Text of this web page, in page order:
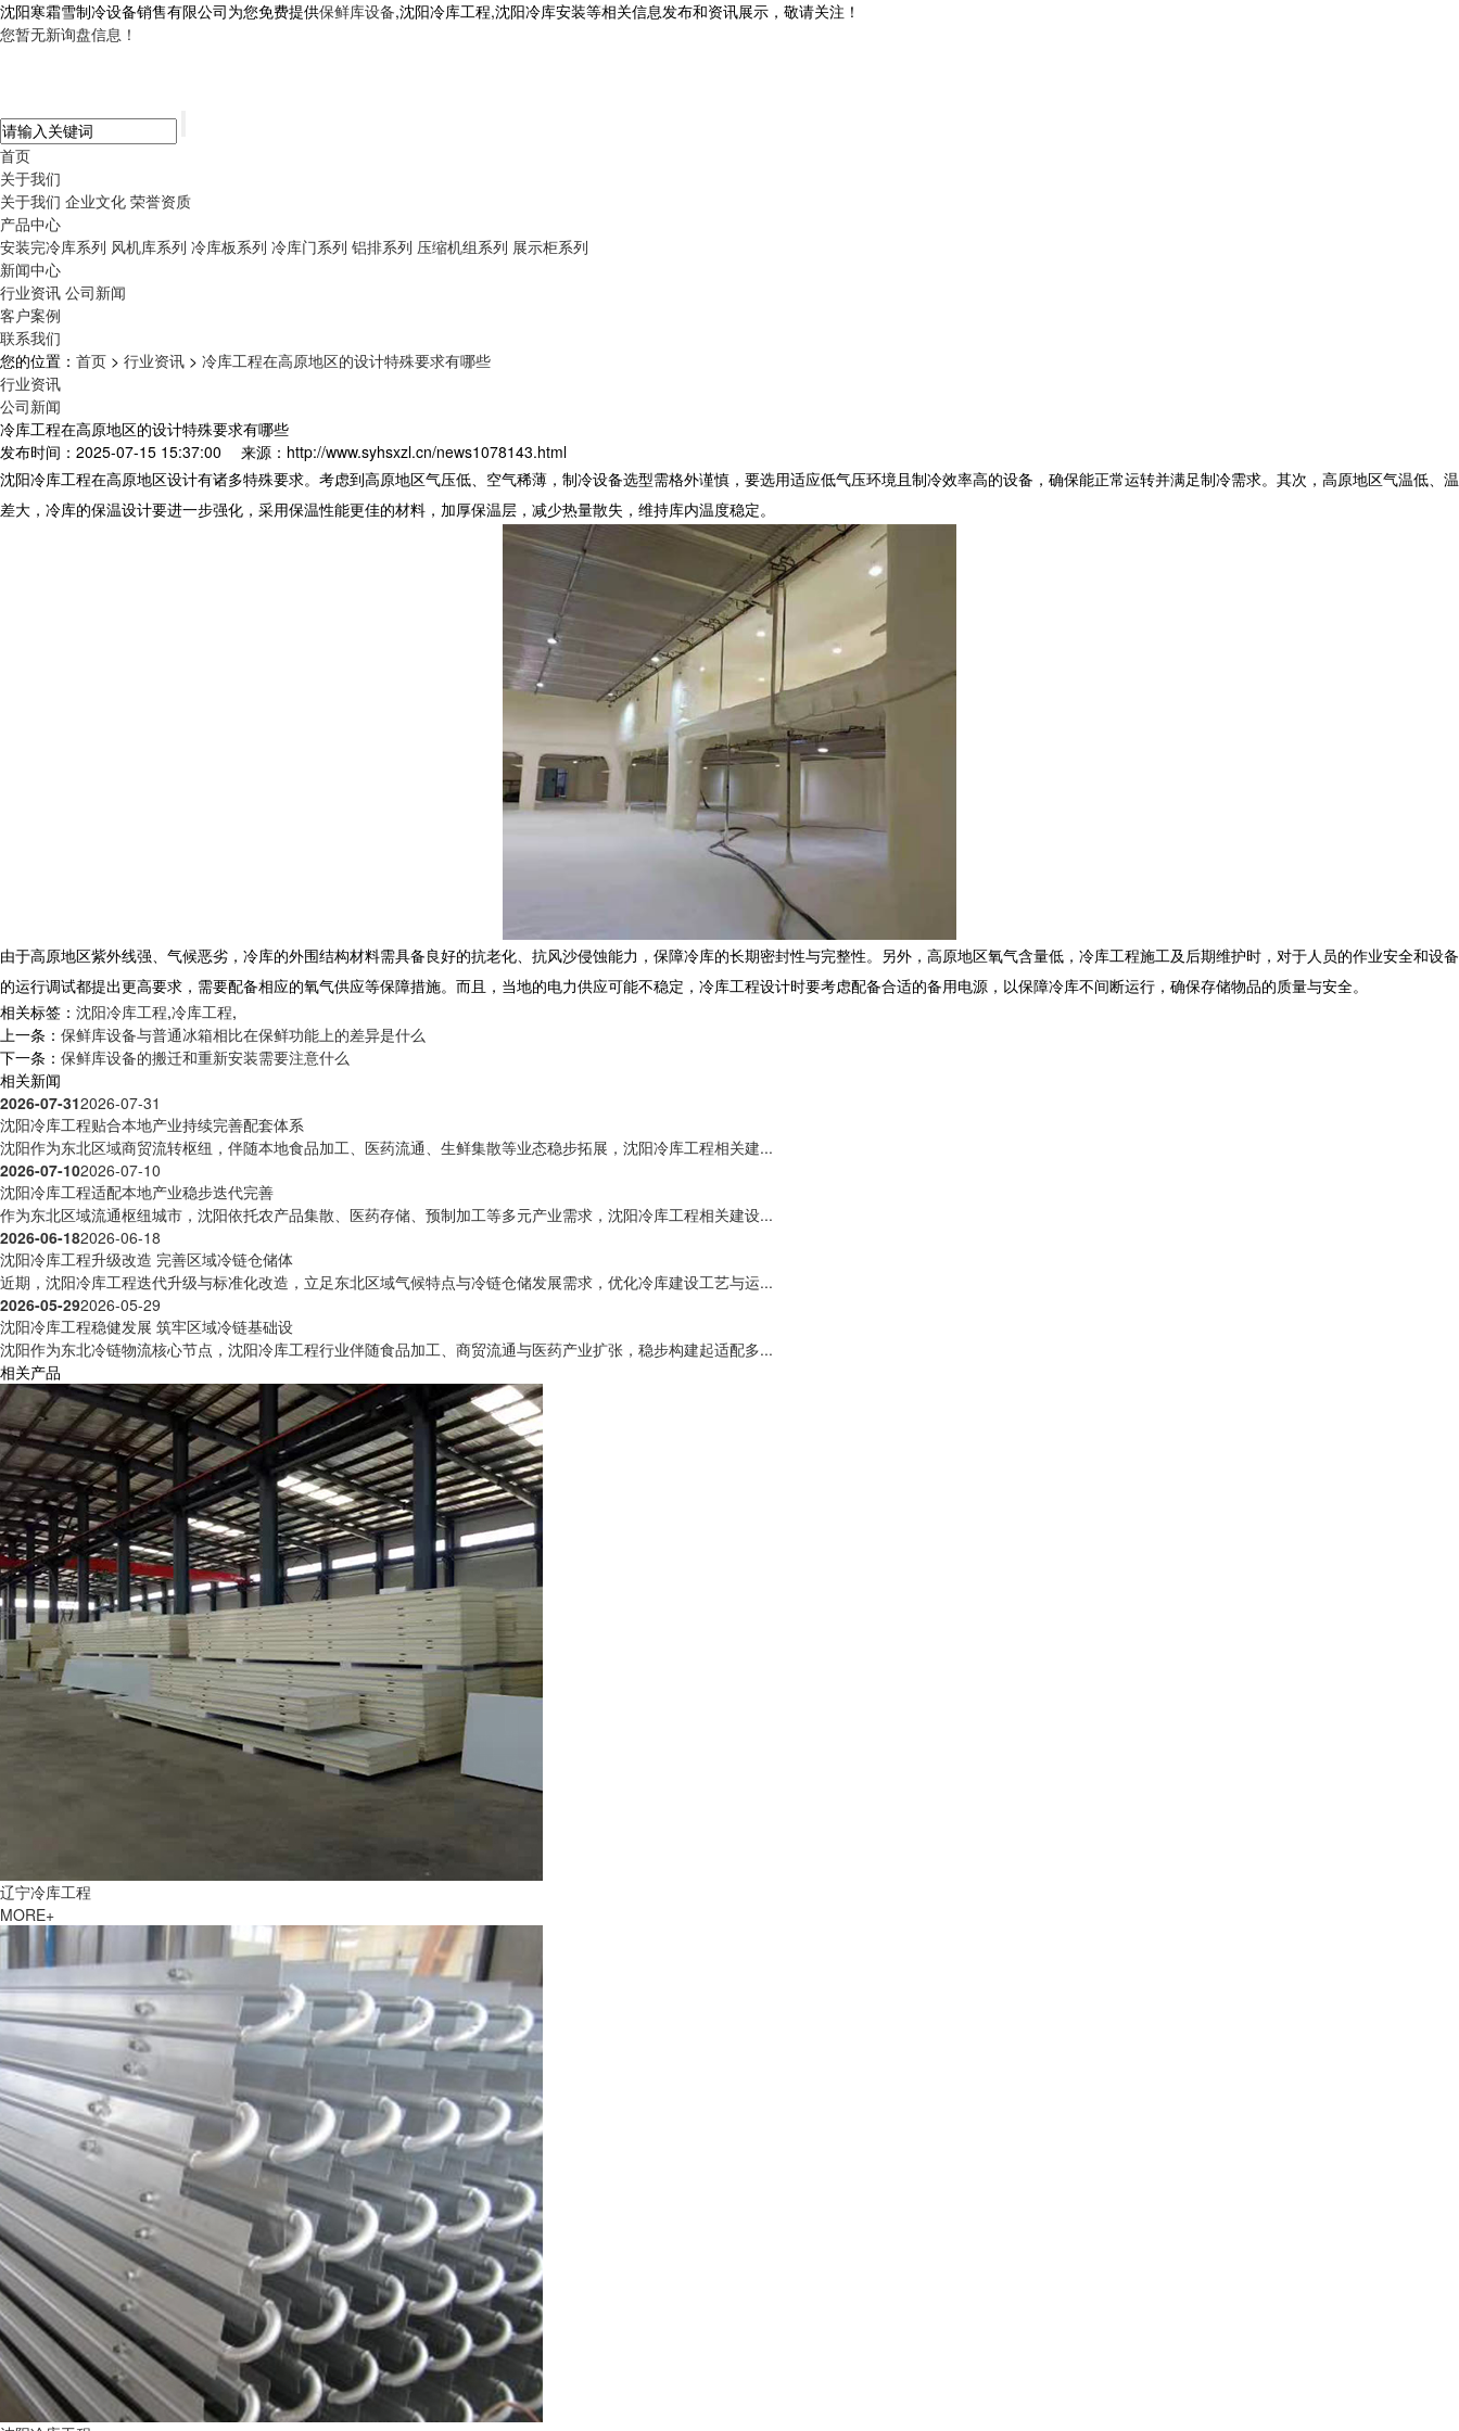
沈阳寒霜雪制冷设备销售有限公司为您免费提供保鲜库设备,沈阳冷库工程,沈阳冷库安装等相关信息发布和资讯展示，敬请关注！
您暂无新询盘信息！
首页
关于我们
关于我们 企业文化 荣誉资质
产品中心
安装完冷库系列 风机库系列 冷库板系列 冷库门系列 铝排系列 压缩机组系列 展示柜系列
新闻中心
行业资讯 公司新闻
客户案例
联系我们
您的位置： 首页 > 行业资讯 > 冷库工程在高原地区的设计特殊要求有哪些
行业资讯
公司新闻
冷库工程在高原地区的设计特殊要求有哪些
发布时间：2025-07-15 15:37:00
来源：http://www.syhsxzl.cn/news1078143.html
沈阳冷库工程在高原地区设计有诸多特殊要求。考虑到高原地区气压低、空气稀薄，制冷设备选型需格外谨慎，要选用适应低气压环境且制冷效率高的设备，确保能正常运转并满足制冷需求。其次，高原地区气温低、温
差大，冷库的保温设计要进一步强化，采用保温性能更佳的材料，加厚保温层，减少热量散失，维持库内温度稳定。
由于高原地区紫外线强、气候恶劣，冷库的外围结构材料需具备良好的抗老化、抗风沙侵蚀能力，保障冷库的长期密封性与完整性。另外，高原地区氧气含量低， 冷库工程施工及后期维护时，对于人员的作业安全和设备
的运行调试都提出更高要求，需要配备相应的氧气供应等保障措施。而且，当地的电力供应可能不稳定， 冷库工程设计时要考虑配备合适的备用电源，以保障冷库不间断运行，确保存储物品的质量与安全。
相关标签： 沈阳冷库工程,冷库工程,
上一条： 保鲜库设备与普通冰箱相比在保鲜功能上的差异是什么
下一条： 保鲜库设备的搬迁和重新安装需要注意什么
相关新闻
2026-07-312026-07-31
沈阳冷库工程贴合本地产业持续完善配套体系
沈阳作为东北区域商贸流转枢纽，伴随本地食品加工、医药流通、生鲜集散等业态稳步拓展，沈阳冷库工程相关建...
2026-07-102026-07-10
沈阳冷库工程适配本地产业稳步迭代完善
作为东北区域流通枢纽城市，沈阳依托农产品集散、医药存储、预制加工等多元产业需求，沈阳冷库工程相关建设...
2026-06-182026-06-18
沈阳冷库工程升级改造 完善区域冷链仓储体
近期，沈阳冷库工程迭代升级与标准化改造，立足东北区域气候特点与冷链仓储发展需求，优化冷库建设工艺与运...
2026-05-292026-05-29
沈阳冷库工程稳健发展 筑牢区域冷链基础设
沈阳作为东北冷链物流核心节点，沈阳冷库工程行业伴随食品加工、商贸流通与医药产业扩张，稳步构建起适配多...
相关产品
辽宁冷库工程
MORE+